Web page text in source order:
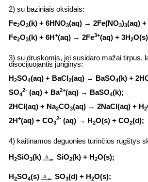
2) su baziniais oksidais:
Fe2O3(k) + 6HNO3(aq) → 2Fe(NO3)3(aq) +
Fe2O3(k) + 6H+(aq) → 2Fe3+(aq) + 3H2
3) su druskomis, jei susidaro mažai tirpus,
disocijuojantis junginys:
H2SO4(aq) + BaCl2(aq) → BaSO4(k) +
SO4
2- (aq) + Ba2+(aq) → BaSO4(k);
2HCl(aq) + Na2CO3(aq) → 2NaCl(aq) + H2
2H+(aq) + CO3
2- (aq) → H2O(s) + CO2(d);
4) kaitinamos deguonies turinčios rūgštys
H2SiO3(k) SiO2(k) + H2O(s);
H2SO4(s) SO3(d) + H2O(s);